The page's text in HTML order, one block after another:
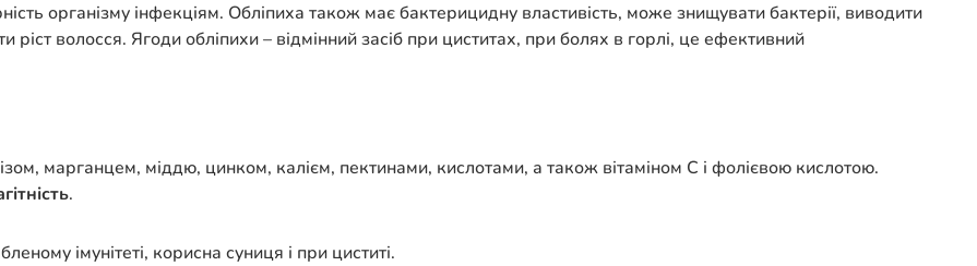
організму інфекціям. Обліпиха також має бактерицидну властивість, може знищувати бактерії, виводити
волосся. Ягоди обліпихи – відмінний засіб при циститах, при болях в горлі, це ефективний
марганцем, міддю, цинком, калієм, пектинами, кислотами, а також вітаміном С і фолієвою кислотою.
.
імунітеті, корисна суниця і при циститі.